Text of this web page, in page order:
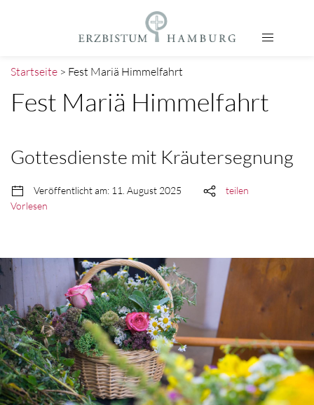
Startseite > Fest Mariä Himmelfahrt
Fest Mariä Himmelfahrt
Gottesdienste mit Kräutersegnung
Veröffentlicht am: 11. August 2025
teilen
Vorlesen